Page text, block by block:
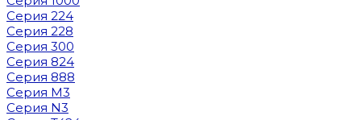
Серия 224
Серия 228
Серия 300
Серия 824
Серия 888
Серия M3
Серия N3